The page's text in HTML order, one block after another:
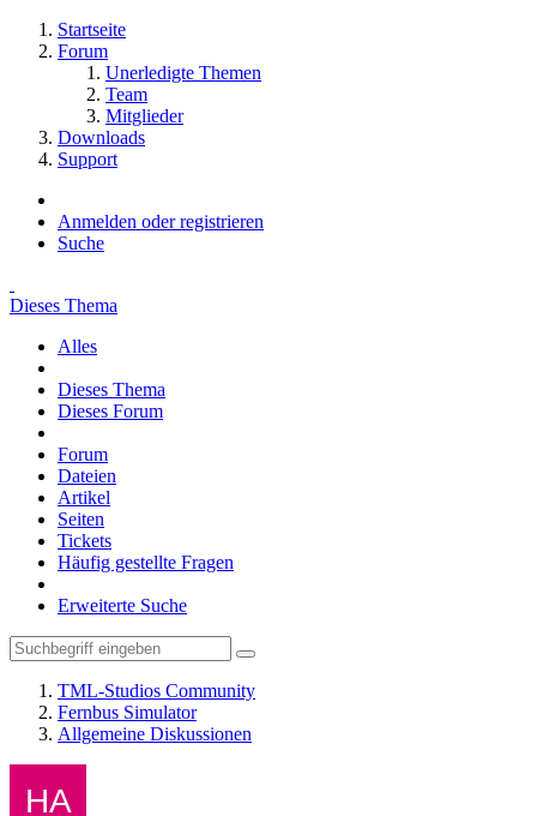
Startseite
Forum
Unerledigte Themen
Team
Mitglieder
Downloads
Support
Anmelden oder registrieren
Suche
Dieses Thema
Alles
Dieses Thema
Dieses Forum
Forum
Dateien
Artikel
Seiten
Tickets
Häufig gestellte Fragen
Erweiterte Suche
TML-Studios Community
Fernbus Simulator
Allgemeine Diskussionen